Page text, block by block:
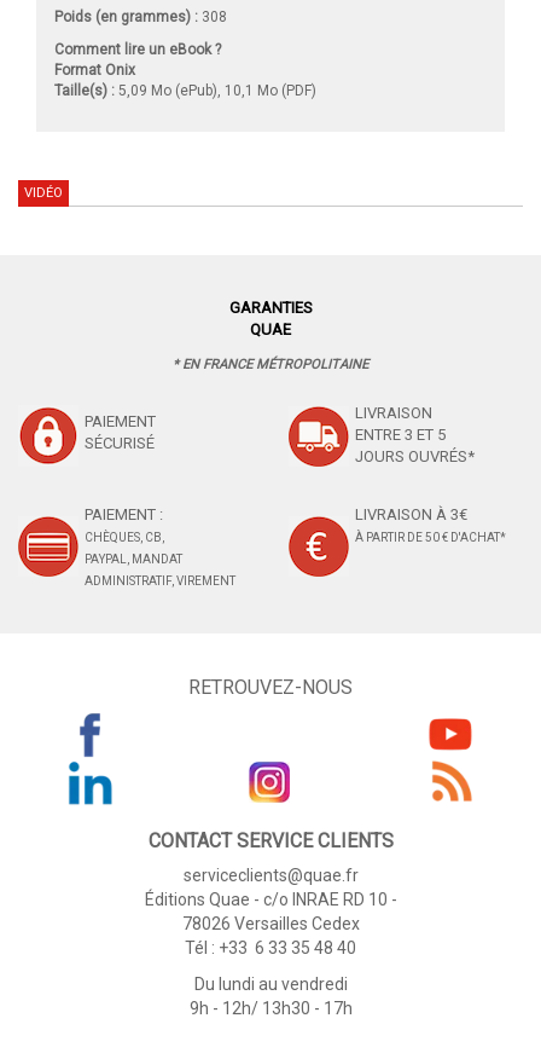
Poids (en grammes) : 308
Comment lire un eBook ?
Format Onix
Taille(s) : 5,09 Mo (ePub), 10,1 Mo (PDF)
VIDÉO
GARANTIES
QUAE
* EN FRANCE MÉTROPOLITAINE
PAIEMENT
SÉCURISÉ
LIVRAISON
ENTRE 3 ET 5
JOURS OUVRÉS*
PAIEMENT :
CHÈQUES, CB,
PAYPAL, MANDAT
ADMINISTRATIF, VIREMENT
LIVRAISON À 3€
À PARTIR DE 50 € D'ACHAT*
RETROUVEZ-NOUS
CONTACT SERVICE CLIENTS
serviceclients@quae.fr
Éditions Quae - c/o INRAE RD 10 -
78026 Versailles Cedex
Tél : +33 6 33 35 48 40
Du lundi au vendredi
9h - 12h/ 13h30 - 17h